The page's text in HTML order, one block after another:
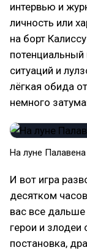
интервью и
личность или
на борт
ситуаций и
лёгкая обида
немного
На луне Палавена
И вот игра
десятком
вас все
герои и
постановка,